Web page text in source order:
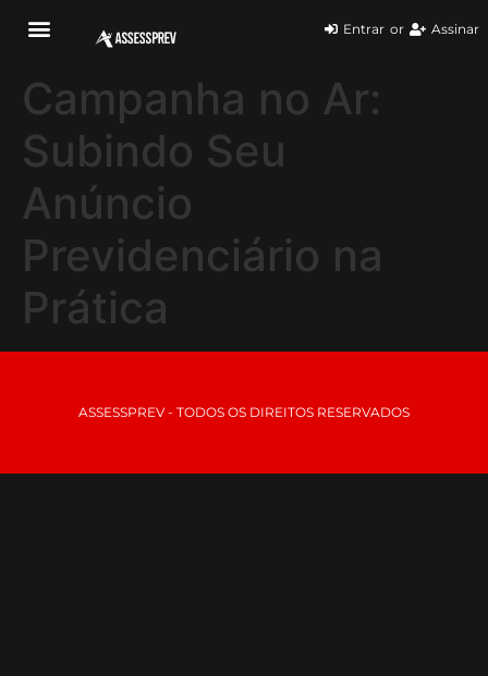
Entrar or Assinar
Campanha no Ar:
Subindo Seu
Anúncio
Previdenciário na
Prática
ASSESSPREV - TODOS OS DIREITOS RESERVADOS